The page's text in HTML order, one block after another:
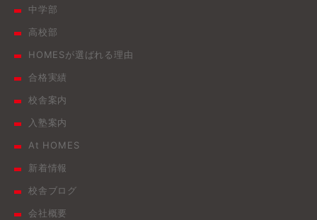
中学部
高校部
HOMESが選ばれる理由
合格実績
校舎案内
入塾案内
At HOMES
新着情報
校舎ブログ
会社概要